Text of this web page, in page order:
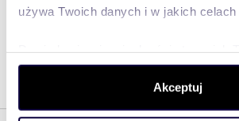
używa Twoich danych i w jakich celach
dane są przetwarzane oraz ustaw
. W Deklaracji
zmienić lub wycofać swoją zgodę w
Akceptuj
Zobacz